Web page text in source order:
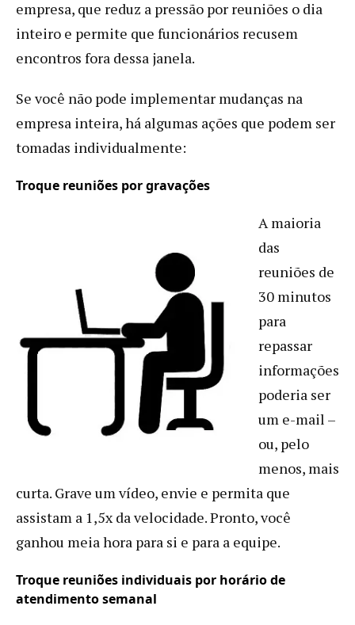
empresa, que reduz a pressão por reuniões o dia
inteiro e permite que funcionários recusem
encontros fora dessa janela.
Se você não pode implementar mudanças na
empresa inteira, há algumas ações que podem ser
tomadas individualmente:
Troque reuniões por gravações
A maioria
das
reuniões de
30 minutos
para
repassar
informações
poderia ser
um e-mail –
ou, pelo
menos, mais
curta. Grave um vídeo, envie e permita que
assistam a 1,5x da velocidade. Pronto, você
ganhou meia hora para si e para a equipe.
Troque reuniões individuais por horário de
atendimento semanal